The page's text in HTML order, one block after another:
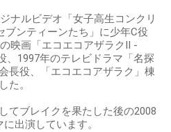
ナルビデオ「女子高生コンクリ
ブンティーンたち」に少年C役
映画「エコエコアザラクII -
1997年のテレビドラマ「名探
長役、「エコエコアザラク」棟
た。
てブレイクを果たした後の2008
出演しています。